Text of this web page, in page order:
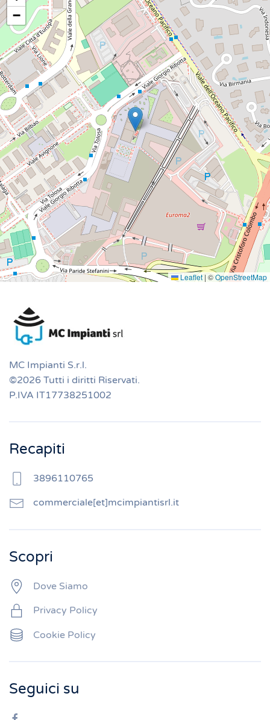
−
Leaflet | ©OpenStreetMap
MC Impianti S.r.l.
©2026 Tutti i diritti Riservati.
P.IVA IT17738251002
Recapiti
3896110765
commerciale[et]mcimpiantisrl.it
Scopri
Dove Siamo
Privacy Policy
Cookie Policy
Seguici su